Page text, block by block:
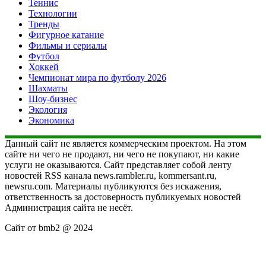
Теннис
Технологии
Тренды
Фигурное катание
Фильмы и сериалы
Футбол
Хоккей
Чемпионат мира по футболу 2026
Шахматы
Шоу-бизнес
Экология
Экономика
Данный сайт не является коммерческим проектом. На этом
сайте ни чего не продают, ни чего не покупают, ни какие
услуги не оказываются. Сайт представляет собой ленту
новостей RSS канала news.rambler.ru, kommersant.ru,
newsru.com. Материалы публикуются без искажения,
ответственность за достоверность публикуемых новостей
Администрация сайта не несёт.
Сайт от bmb2 @ 2024